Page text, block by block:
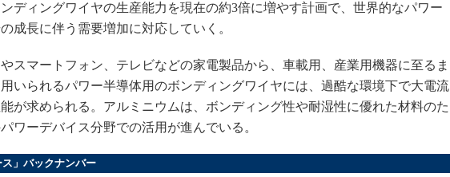
ディングワイヤの生産能力を現在の約3倍に増やす計画で、世界的なパワー
成長に伴う需要増加に対応していく。
スマートフォン、テレビなどの家電製品から、車載用、産業用機器に至るま
いられるパワー半導体用のボンディングワイヤには、過酷な環境下で大電流
が求められる。アルミニウムは、ボンディング性や耐湿性に優れた材料のた
ワーデバイス分野での活用が進んでいる。
ス」バックナンバー